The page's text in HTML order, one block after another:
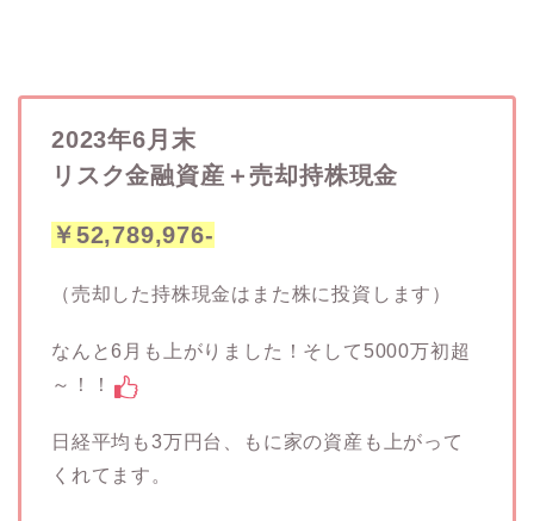
2023年6月末
リスク金融資産＋売却持株現金
￥52,789,976-
（売却した持株現金はまた株に投資します）
なんと6月も上がりました！そして5000万初超
～！！
日経平均も3万円台、もに家の資産も上がって
くれてます。